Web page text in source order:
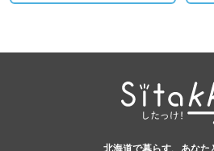
北海道で暮らす、あなた